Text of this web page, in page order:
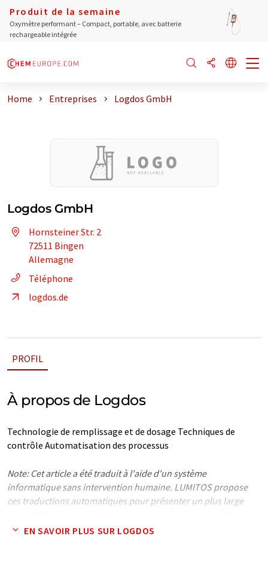
Produit de la semaine
Oxymètre performant – Compact, portable, avec batterie
rechargeable intégrée
Home Entreprises Logdos GmbH
Logdos GmbH
Hornsteiner Str. 2
72511 Bingen
Allemagne
Téléphone
logdos.de
PROFIL
À propos de Logdos
Technologie de remplissage et de dosage Techniques de
contrôle Automatisation des processus
Note: Cet article a été traduit à l'aide d'un système
informatique sans intervention humaine. LUMITOS propose
ces traductions automatiques pour présenter un plus large
traduit avec traduction automatique, il est possible qu'il
EN SAVOIR PLUS SUR LOGDOS